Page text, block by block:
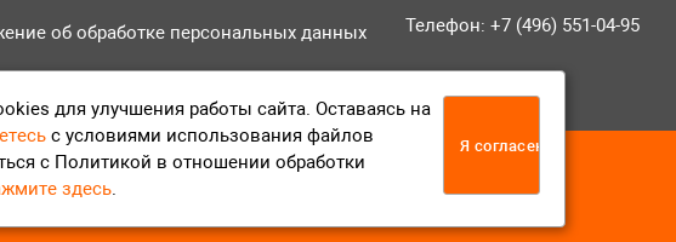
об обработке персональных данных Телефон: +7 (496) 551-04-95
для улучшения работы сайта. Оставаясь на
с условиями использования файлов
с Политикой в отношении обработки
здесь.
Я согласен